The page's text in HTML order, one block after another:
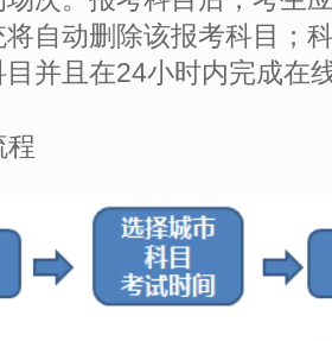
自动删除该报考科目；
并且在24小时内完成在
程